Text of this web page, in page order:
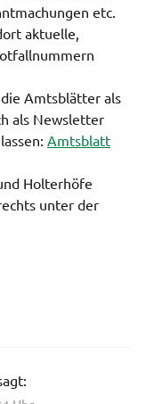
etc.
aktuelle,
Amtsblätter als
als Newsletter
Amtsblatt
Holterhöfe
unter der